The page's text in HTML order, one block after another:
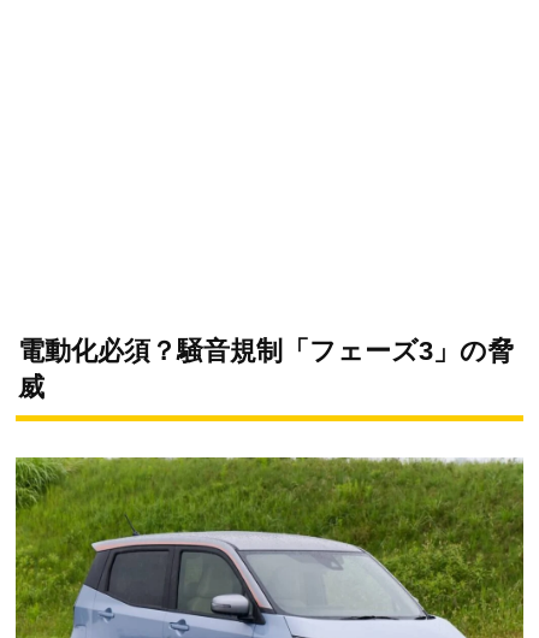
電動化必須？騒音規制「フェーズ3」の脅
威